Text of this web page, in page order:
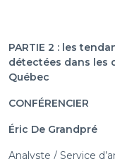
PARTIE 2 : les
détectées dans les
Québec
CONFÉRENCIER
Éric De Grandpré
Analyste / Service